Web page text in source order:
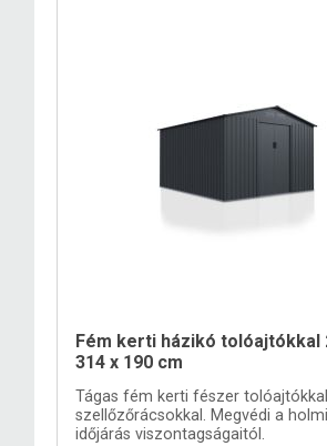
Fém kerti házikó tolóajtókkal
314 x 190 cm
Tágas fém kerti fészer
szellőzőrácsokkal. Megvédi a
időjárás viszontagságaitól.